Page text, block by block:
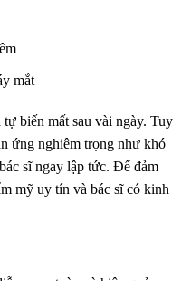
mắt
biến mất sau vài ngày. Tuy
ứng nghiêm trọng như khó
sĩ ngay lập tức. Để đảm
mỹ uy tín và bác sĩ có kinh